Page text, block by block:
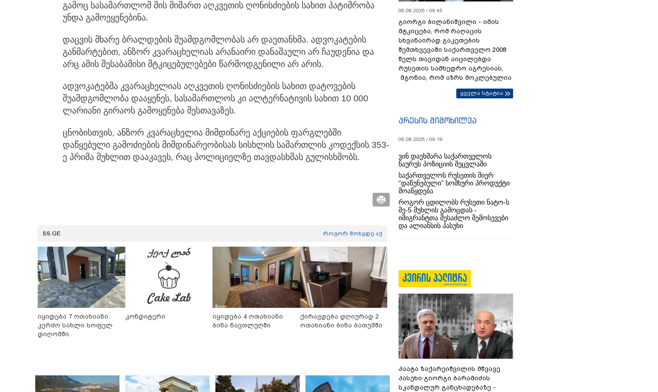
გამოც სასამართლომ მის მიმართ აღკვეთის ღონისძიების სახით პატიმრობა
უნდა გამოეყენებინა.
დაცვის მხარე ბრალდების შუამდგომლობას არ დაეთანხმა. ადვოკატების
განმარტებით, ანზორ კვარაცხელიას არანაირი დანაშაული არ ჩაუდენია და
არც ამის შესაბამისი მტკიცებულებები წარმოდგენილი არ არის.
ადვოკატებმა კვარაცხელიას აღკვეთის ღონისძიების სახით დატოვების
შუამდგომლობა დააყენეს, სასამართლოს კი ალტერნატივის სახით 10 000
ლარიანი გირაოს გამოყენება შესთავაზეს.
ცნობისთვის, ანზორ კვარაცხელია მიმდინარე აქციების ფარგლებში
დაწყებული გამოძიების მიმდინარეობისას სისხლის სამართლის კოდექსის 353-
ე პრიმა მუხლით დააკავეს, რაც პოლიციელზე თავდასხმას გულისხმობს.
SS.GE როგორ მოხვდე აქ
იყიდება 7 ოთახიანი
კერძო სახლი სოფელ
დიღომში
კონდიტერი
იყიდება 4 ოთახიანი
ბინა ნავთლუღში
ქირავდება დღიურად 2
ოთახიანი ბინა ბათუმში
06.08.2026 / 09:45
გიორგი ბილანიშვილი - იმის
მტკიცება, რომ რაღაცის
სხვანაირად გაკეთების
შემთხვევაში საქართველო 2008
წელს თავიდან აიცილებდა
რუსეთის სამხედრო აგრესიას,
მგონია, რომ აზრს მოკლებულია
ყველა სტატია
პრესის მიმოხილვა
06.08.2026 / 09:19
ვინ დაეხმარა საქართველოს
ნაურუს პოზიციის შეცვლაში
საქართველოს რუსეთის მიერ
“დაწუნებული” სომხური პროდუქტი
მოაწყდება
როგორ ცდილობს რუსეთი ნატო-ს
მე-5 მუხლის გამოცდას -
იმიგრანტთა შესაძლო შემოსევები
და ალიანსის პასუხი
პაატა ზაქარეიშვილის მწვავე
პასუხი გიორგი ბარამიძის
სკანდალურ განცხადებაზე -